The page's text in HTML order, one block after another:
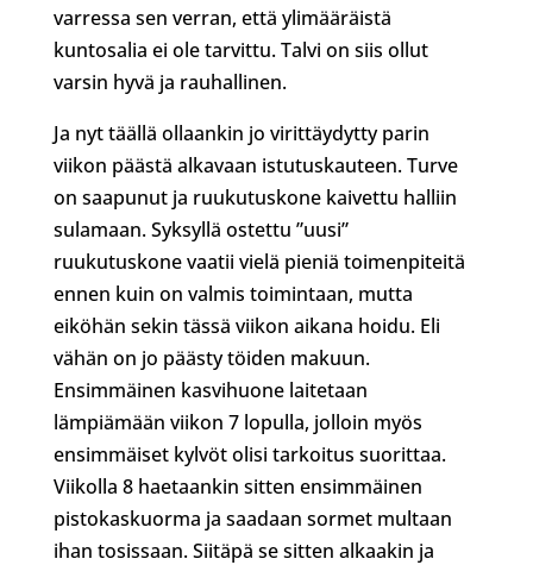
varressa sen verran, että ylimääräistä
kuntosalia ei ole tarvittu. Talvi on siis ollut
varsin hyvä ja rauhallinen.
Ja nyt täällä ollaankin jo virittäydytty parin
viikon päästä alkavaan istutuskauteen. Turve
on saapunut ja ruukutuskone kaivettu halliin
sulamaan. Syksyllä ostettu ”uusi”
ruukutuskone vaatii vielä pieniä toimenpiteitä
ennen kuin on valmis toimintaan, mutta
eiköhän sekin tässä viikon aikana hoidu. Eli
vähän on jo päästy töiden makuun.
Ensimmäinen kasvihuone laitetaan
lämpiämään viikon 7 lopulla, jolloin myös
ensimmäiset kylvöt olisi tarkoitus suorittaa.
Viikolla 8 haetaankin sitten ensimmäinen
pistokaskuorma ja saadaan sormet multaan
ihan tosissaan. Siitäpä se sitten alkaakin ja